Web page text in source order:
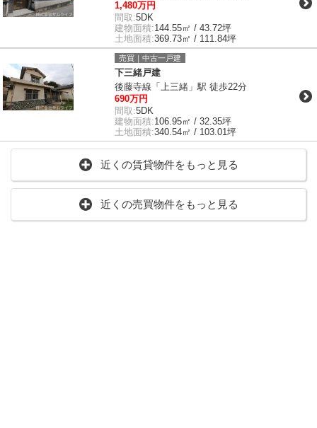
1,480万円
間取:5DK
建物面積:144.55㎡ / 43.72坪
土地面積:369.73㎡ / 111.84坪
売買｜中古一戸建
下三緒戸建
後藤寺線「上三緒」駅 徒歩22分
690万円
間取:5DK
建物面積:106.95㎡ / 32.35坪
土地面積:340.54㎡ / 103.01坪
近くの賃貸物件をもっと見る
近くの売買物件をもっと見る